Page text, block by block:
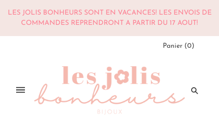
LES JOLIS BONHEURS SONT EN VACANCES! LES ENVOIS DE
COMMANDES REPRENDRONT A PARTIR DU 17 AOUT!
Panier (0)